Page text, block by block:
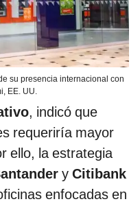
su presencia internacional con
EE. UU.
, indicó que
requeriría mayor
ello, la estrategia
y Citibank
enfocadas en